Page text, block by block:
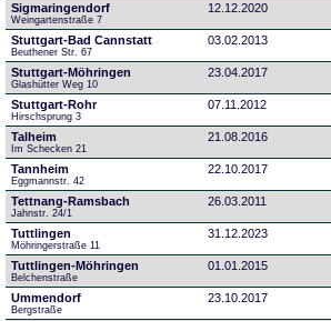
Sigmaringendorf
Weingartenstraße 7
12.12.2020
Stuttgart-Bad Cannstatt
Beuthener Str. 67
03.02.2013
Stuttgart-Möhringen
Glashütter Weg 10
23.04.2017
Stuttgart-Rohr
Hirschsprung 3
07.11.2012
Talheim
Im Schecken 21
21.08.2016
Tannheim
Eggmannstr. 42
22.10.2017
Tettnang-Ramsbach
Jahnstr. 24/1
26.03.2011
Tuttlingen
Möhringerstraße 11
31.12.2023
Tuttlingen-Möhringen
Belchenstraße
01.01.2015
Ummendorf
Bergstraße
23.10.2017